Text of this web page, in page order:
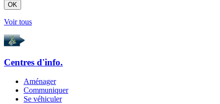
OK
Voir tous
Centres d'info.
Aménager
Communiquer
Se véhiculer